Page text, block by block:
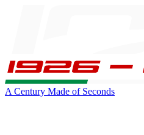
A Century Made of Seconds